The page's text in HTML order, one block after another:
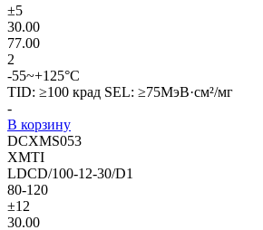
±5
30.00
77.00
2
-55~+125°C
TID: ≥100 крад SEL: ≥75МэВ·см²/мг
-
В корзину
DCXMS053
XMTI
LDCD/100-12-30/D1
80-120
±12
30.00